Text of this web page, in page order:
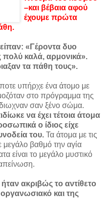
–και βέβαια αφού
έχουμε πρώτα
«Γέροντα δυο
πολύ καλά, αρμονικά».
τα πάθη τους».
υπήρχε ένα άτομο με
στο πρόγραμμα της
σαν ξένο σώμα.
να έχει τέτοια άτομα
ο ίδιος είχε
του. Τα άτομα με τις
μεγάλο βαθμό την αγία
είναι το μεγάλο μυστικό
ακριβώς το αντίθετο
και της